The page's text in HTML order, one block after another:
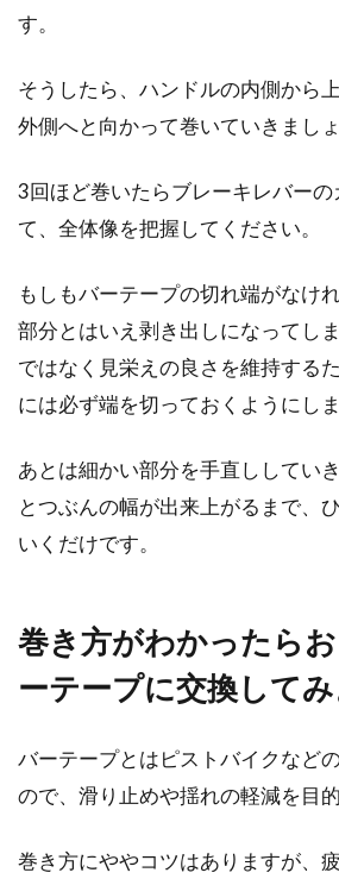
今でこそロードバイ
10速が最高で...
のくらい？
車の空気圧はスタン
道路に乗る前などの
すよね。自転車の...
す。
そうしたら、ハンドルの内側から
外側へと向かって巻いていきましょ
3回ほど巻いたらブレーキレバー
て、全体像を把握してください。
もしもバーテープの切れ端がなけ
部分とはいえ剥き出しになってし
ではなく見栄えの良さを維持する
には必ず端を切っておくようにしま
あとは細かい部分を手直ししてい
とつぶんの幅が出来上がるまで、
いくだけです。
巻き方がわかったら
ーテープに交換してみ
バーテープとはピストバイクなど
ので、滑り止めや揺れの軽減を目
巻き方にややコツはありますが、